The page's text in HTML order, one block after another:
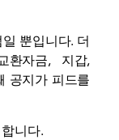
뿐입니다. 더
환자금, 지갑,
공지가 피드를
니다.